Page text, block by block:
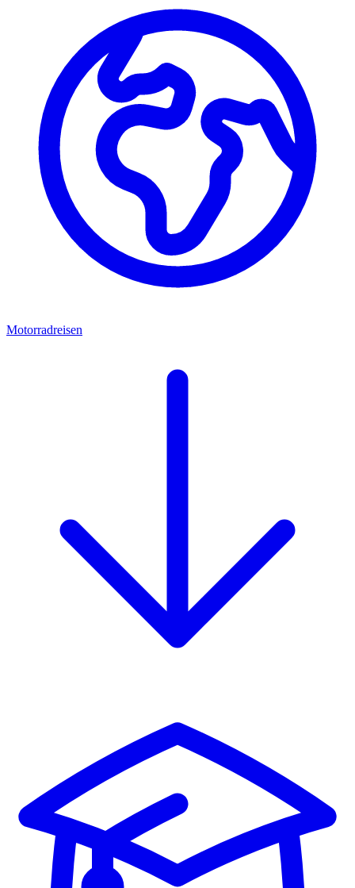
Motorradreisen